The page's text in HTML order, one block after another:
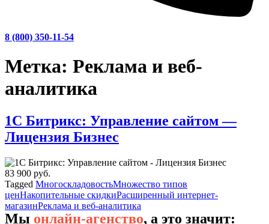
8 (800) 350-11-54
Метка: Реклама и веб-
аналитика
1С Битрикс: Управление сайтом —
Лицензия Бизнес
83 900 руб.
Tagged МногоскладовостьМножество типов
ценНакопительные скидкиРасширенный интернет-
магазинРеклама и веб-аналитика
Мы онлайн-агенство, а это значит: